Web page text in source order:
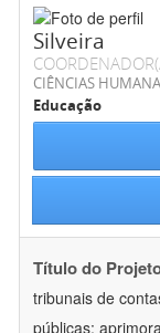
Silveira
CIÊNCIAS
Educação
Título do
tribunais de
públicas: